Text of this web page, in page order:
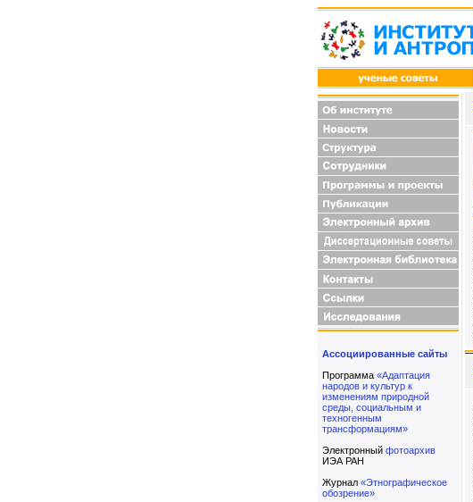
Ассоциированные сайты
Программа «Адаптация
народов и культур к
изменениям природной
среды, социальным и
техногенным
трансформациям»
Электронный фотоархив
ИЭА РАН
Журнал «Этнографическое
обозрение»